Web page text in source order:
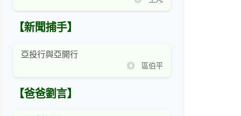
【新聞捕手】
亞投行與亞開行
◎ 區伯平
【爸爸劉言】